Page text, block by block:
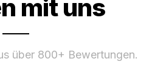
mit uns
über 800+ Bewertungen.